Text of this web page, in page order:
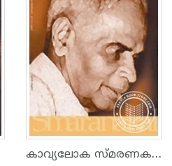
കാവ്യലോക സ്മരണകള്‍